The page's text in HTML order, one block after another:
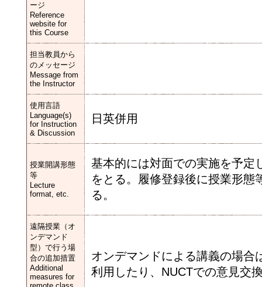
ージ
Reference
website for
this Course
担当教員から
のメッセージ
Message from
the Instructor
使用言語
Language(s)
for Instruction
& Discussion
日英併用
授業開講形態
等
Lecture
format, etc.
基本的には対面での実施を予定
をとる。履修登録後に授業形態
る。
遠隔授業（オ
ンデマンド
型）で行う場
合の追加措置
Additional
measures for
オンデマンドによる講義の場合
利用したり、NUCTでの意見交